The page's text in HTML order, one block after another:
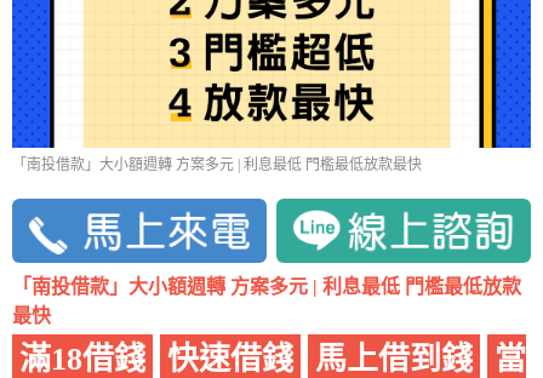
「南投借款」大小額週轉 方案多元 | 利息最低 門檻最低放款最快
「南投借款」大小額週轉 方案多元 | 利息最低 門檻最低放款
最快
滿18借錢 快速借錢 馬上借到錢
當